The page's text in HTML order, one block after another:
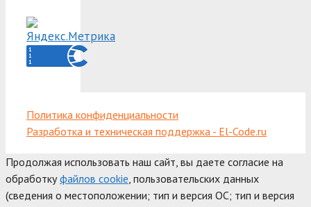
Политика конфиденциальности
Разработка и техническая поддержка - El-Code.ru
Продолжая использовать наш сайт, вы даете согласие на
обработкуфайлов cookie , пользовательских данных
(сведения о местоположении; тип и версия ОС; тип и версия